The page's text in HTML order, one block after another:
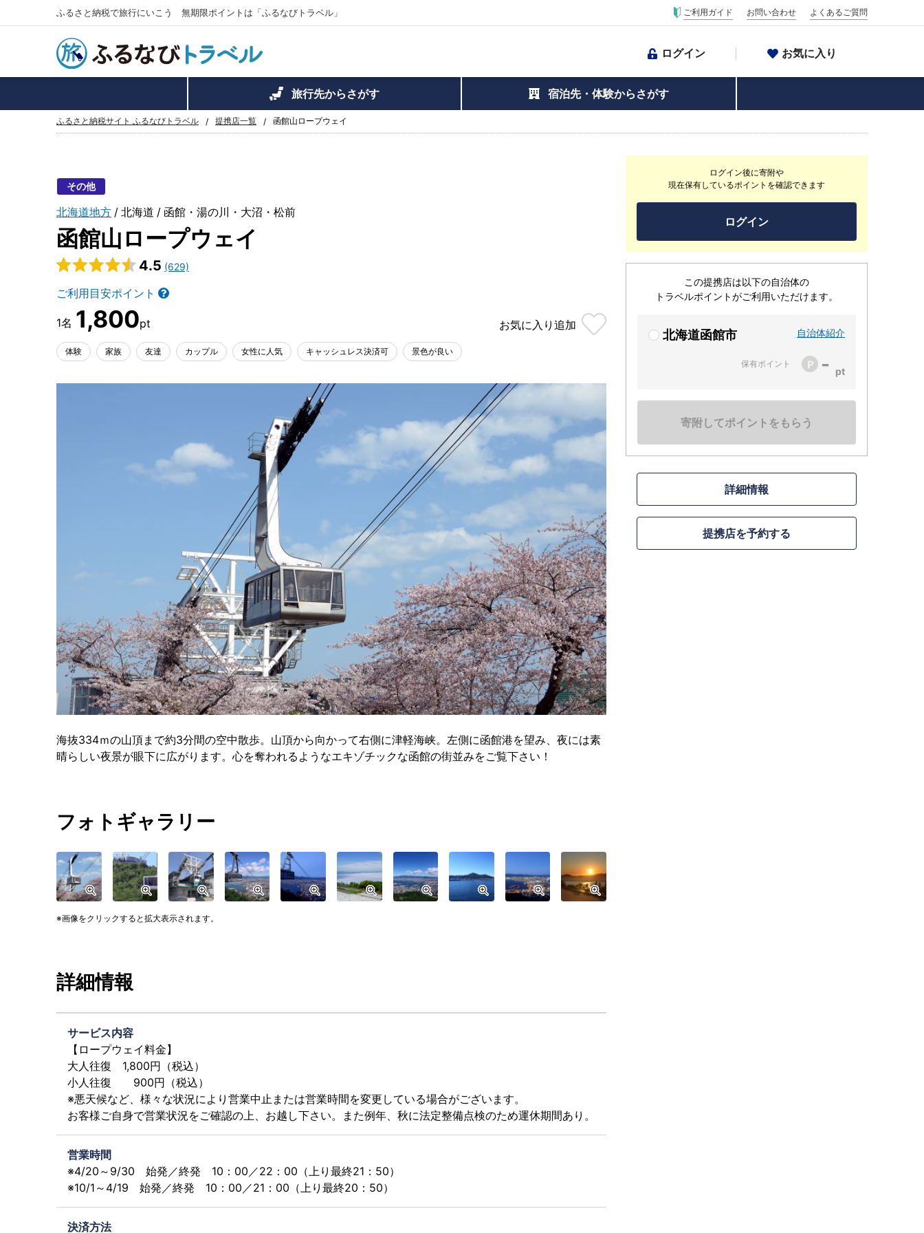
ふるさと納税で旅行にいこう 無期限ポイントは「ふるなびトラベル」 ご利用ガイド お問い合わせ よくあるご質問
ログイン お気に入り
旅行先からさがす 宿泊先・体験からさがす
ふるさと納税サイト ふるなびトラベル 提携店一覧 函館山ロープウェイ
その他
北海道地方 北海道 函館・湯の川・大沼・松前
函館山ロープウェイ
4.5 (629)
ご利用目安ポイント
1,800 お気に入り 追加
体験 家族 友達 カップル 女性に人気 キャッシュレス決済可 景色が良い
ログイン後に寄附や
現在保有しているポイントを確認できます
ログイン
この提携店は以下の自治体の
トラベルポイントがご利用いただけます。
北海道函館市 自治体紹介
保有ポイント -
寄附してポイントをもらう
詳細情報
提携店を予約する
海抜334ｍの山頂まで約3分間の空中散歩。山頂から向かって右側に津軽海峡。左側に函館港を望み、夜には素
晴らしい夜景が眼下に広がります。心を奪われるようなエキゾチックな函館の街並みをご覧下さい！
フォトギャラリー
画像をクリックすると拡大表示されます。
詳細情報
サービス内容
【ロープウェイ料金】
大人往復 1,800円（税込）
小人往復 900円（税込）
※悪天候など、様々な状況により営業中止または営業時間を変更している場合がございます。
お客様ご自身で営業状況をご確認の上、お越し下さい。また例年、秋に法定整備点検のため運休期間あり。
営業時間
※4/20～9/30 始発／終発 10：00／22：00（上り最終21：50）
※10/1～4/19 始発／終発 10：00／21：00（上り最終20：50）
決済方法